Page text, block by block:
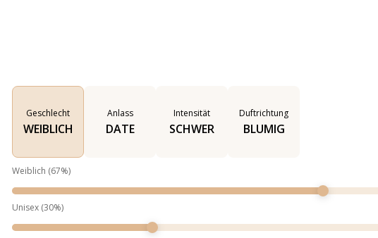
Geschlecht
WEIBLICH
Anlass
DATE
Intensität
SCHWER
Duftrichtung
BLUMIG
Weiblich (67%)
Unisex (30%)